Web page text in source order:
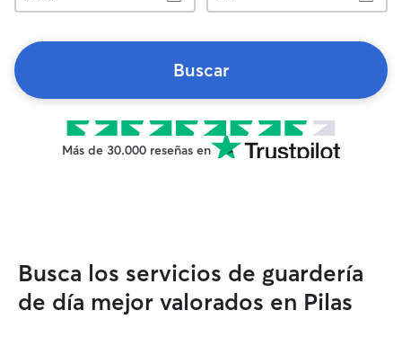
Buscar
Más de 30.000 reseñas en
Busca los servicios de guardería
de día mejor valorados en Pilas